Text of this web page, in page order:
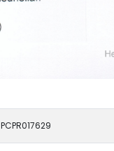
PCPR017629